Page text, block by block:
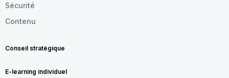
Sécurité
Contenu
Conseil stratégique
E-learning individuel